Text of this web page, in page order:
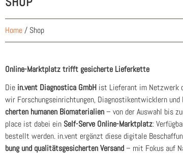
Home/ Shop
Online-Markt­platz trifft gesi­cher­te Lie­fer­ket­te
Die in.vent Dia­gno­sti­ca GmbH ist Lie­fe­rant im Netz­werk
wir For­schungs­ein­rich­tun­gen, Dia­gnos­tik­ent­wick­lern
cher­ten huma­nen Bio­ma­te­ria­li­en– von der Aus­wahl bis
place ist dabei ein Self-Ser­ve Online-Markt­platz:
bestellt wer­den. in.vent ergänzt die­se digi­ta­le
bung und qua­li­täts­ge­si­cher­ten Ver­sand– mit Fokus auf